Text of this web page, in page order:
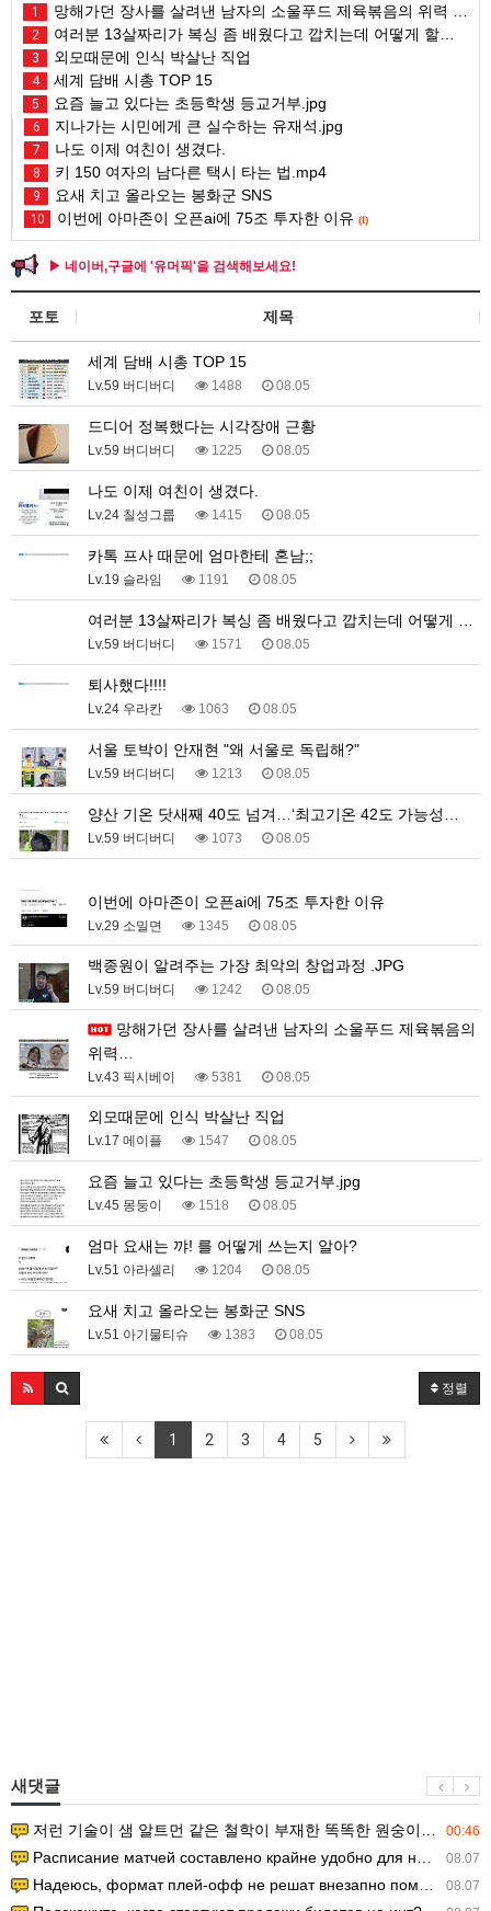
1 망해가던 장사를 살려낸 남자의 소울푸드 제육볶음의 위력 ㅋㅋ
2 여러분 13살짜리가 복싱 좀 배웠다고 깝치는데 어떻게 할까요?
3 외모때문에 인식 박살난 직업
4 세계 담배 시총 TOP 15
5 요즘 늘고 있다는 초등학생 등교거부.jpg
6 지나가는 시민에게 큰 실수하는 유재석.jpg
7 나도 이제 여친이 생겼다.
8 키 150 여자의 남다른 택시 타는 법.mp4
9 요새 치고 올라오는 봉화군 SNS
10 이번에 아마존이 오픈ai에 75조 투자한 이유 (1)
▶ 네이버,구글에 '유머픽'을 검색해보세요!
포토 제목
세계 담배 시총 TOP 15
Lv.59 버디버디 1488 08.05
드디어 정복했다는 시각장애 근황
Lv.59 버디버디 1225 08.05
나도 이제 여친이 생겼다.
Lv.24 칠성그룹 1415 08.05
카톡 프사 때문에 엄마한테 혼남;;
Lv.19 슬라임 1191 08.05
여러분 13살짜리가 복싱 좀 배웠다고 깝치는데 어떻게 …
Lv.59 버디버디 1571 08.05
퇴사했다!!!!
Lv.24 우라칸 1063 08.05
서울 토박이 안재현 "왜 서울로 독립해?"
Lv.59 버디버디 1213 08.05
양산 기온 닷새째 40도 넘겨…‘최고기온 42도 가능성…
Lv.59 버디버디 1073 08.05
이번에 아마존이 오픈ai에 75조 투자한 이유
Lv.29 소밀면 1345 08.05
백종원이 알려주는 가장 최악의 창업과정 .JPG
Lv.59 버디버디 1242 08.05
위력…
Lv.43 픽시베이 5381 08.05
외모때문에 인식 박살난 직업
Lv.17 메이플 1547 08.05
요즘 늘고 있다는 초등학생 등교거부.jpg
Lv.45 몽둥이 1518 08.05
엄마 요새는 꺄! 를 어떻게 쓰는지 알아?
Lv.51 아라셀리 1204 08.05
요새 치고 올라오는 봉화군 SNS
Lv.51 아기물티슈 1383 08.05
정렬
1 2 3 4 5
새댓글
00:46
저런 기술이 샘 알트먼 같은 철학이 부재한 똑똑한 원숭이에게 있다는게 문제.
08.07
Расписание матчей составлено крайне удобно для нашего часово…
08.07
Надеюсь, формат плей-офф не решат внезапно поменять. https:/…